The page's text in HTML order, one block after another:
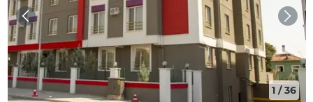
1 /36